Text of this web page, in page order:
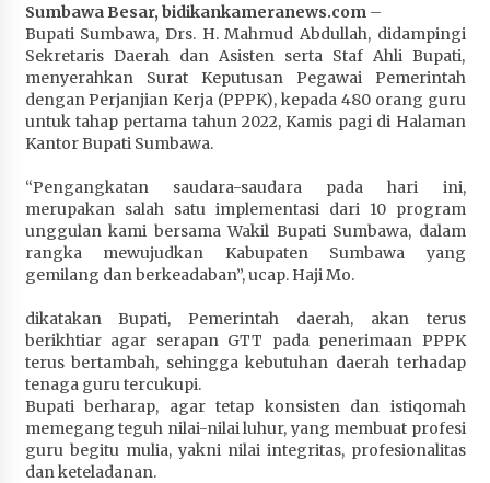
Penurunan Stunting di Sumbawa
4 minggu ago
Wabup Ansori Apresiasi Rekomendasi dan
Pandangan Fraksi – Fraksi DPRD Sumbawa
4 minggu ago
Bupati Sumbawa Lepas 487 Atlet dari Berbagai
Cabor yang Akan Berjuang pada PORPROV XII
NTB 2026
1 bulan ago
Program 100 Mustahik Per Desa di Desa Teluk
Santong
1 bulan ago
Dosen UTS Siap Kembangkan Inovasi Lewat
Pelatihan PDPP 2026 Bali
1 bulan ago
Sumbawa Besar, bidikankameranews.com–
Bupati Sumbawa, Drs. H. Mahmud Abdullah, didampingi
Sekretaris Daerah dan Asisten serta Staf Ahli Bupati,
menyerahkan Surat Keputusan Pegawai Pemerintah
dengan Perjanjian Kerja (PPPK), kepada 480 orang guru
untuk tahap pertama tahun 2022, Kamis pagi di Halaman
Kantor Bupati Sumbawa.
“Pengangkatan saudara-saudara pada hari ini,
merupakan salah satu implementasi dari 10 program
unggulan kami bersama Wakil Bupati Sumbawa, dalam
rangka mewujudkan Kabupaten Sumbawa yang
gemilang dan berkeadaban”, ucap. Haji Mo.
dikatakan Bupati, Pemerintah daerah, akan terus
berikhtiar agar serapan GTT pada penerimaan PPPK
terus bertambah, sehingga kebutuhan daerah terhadap
tenaga guru tercukupi.
Bupati berharap, agar tetap konsisten dan istiqomah
memegang teguh nilai-nilai luhur, yang membuat profesi
guru begitu mulia, yakni nilai integritas, profesionalitas
dan keteladanan.